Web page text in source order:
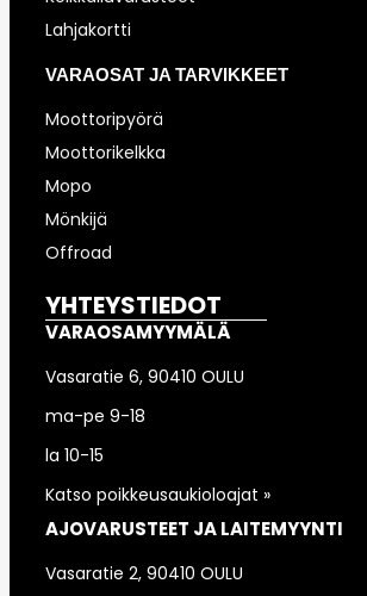
Lahjakortti
VARAOSAT JA TARVIKKEET
Moottoripyörä
Moottorikelkka
Mopo
Mönkijä
Offroad
YHTEYSTIEDOT
VARAOSAMYYMÄLÄ
Vasaratie 6, 90410 OULU
ma-pe 9-18
la 10-15
Katso poikkeusaukioloajat »
AJOVARUSTEET JA LAITEMYYNTI
Vasaratie 2, 90410 OULU